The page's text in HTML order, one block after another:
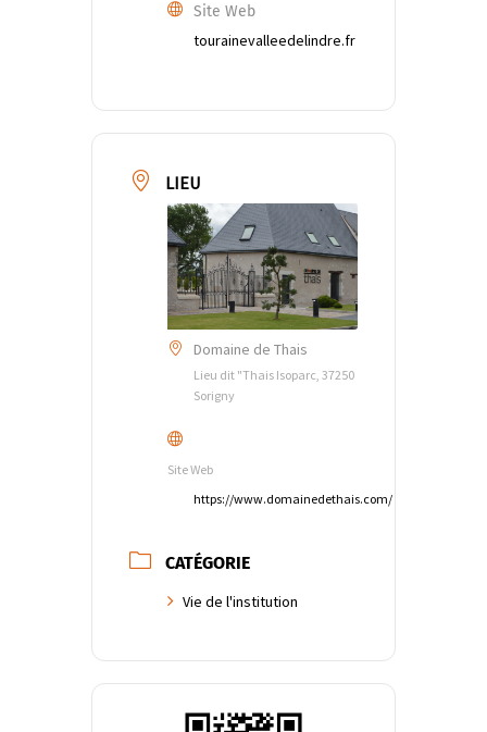
Site Web
tourainevalleedelindre.fr
LIEU
Domaine de Thais
Lieu dit "Thais Isoparc, 37250
Sorigny
Site Web
https://www.domainedethais.com/
CATÉGORIE
Vie de l'institution